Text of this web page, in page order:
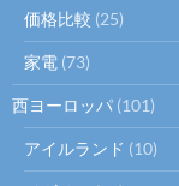
価格比較 (25)
家電 (73)
西ヨーロッパ (101)
アイルランド (10)